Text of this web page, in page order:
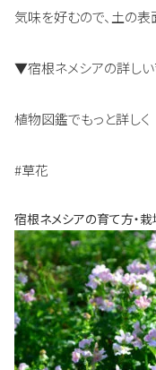
気味を好むので、土の
▼宿根ネメシアの詳しい
植物図鑑でもっと詳しく
#草花
宿根ネメシアの育て方・